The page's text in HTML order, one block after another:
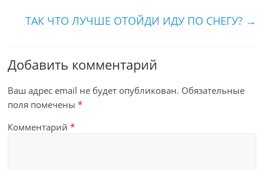
ТАК ЧТО ЛУЧШЕ ОТОЙДИ ИДУ ПО СНЕГУ? →
Добавить комментарий
Ваш адрес email не будет опубликован. Обязательные
поля помечены*
Комментарий*